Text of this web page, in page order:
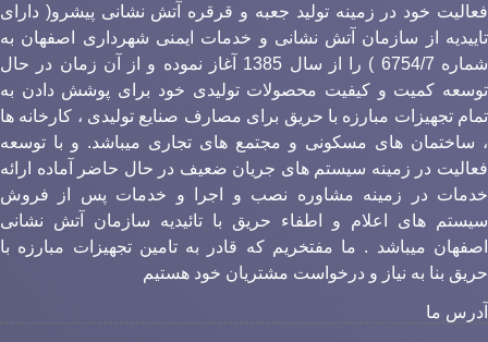
خود در زمینه تولید جعبه و قرقره آتش نشانی پیشرو( دارای
از سازمان آتش نشانی و خدمات ایمنی شهرداری اصفهان به
شماره 6754/7 ) را از سال 1385 آغاز نموده و از آن زمان در حال
کمیت و کیفیت محصولات تولیدی خود برای پوشش دادن به
تجهیزات مبارزه با حریق برای مصارف صنایع تولیدی ، کارخانه ها
ساختمان های مسکونی و مجتمع های تجاری میباشد. و با توسعه
در زمینه سیستم های جریان ضعیف در حال حاضر آماده ارائه
در زمینه مشاوره نصب و اجرا و خدمات پس از فروش
های اعلام و اطفاء حریق با تائیدیه سازمان آتش نشانی
میباشد . ما مفتخریم که قادر به تامین تجهیزات مبارزه با
بنا به نیاز و درخواست مشتریان خود هستیم
ما